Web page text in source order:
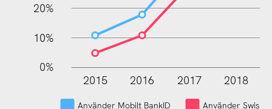
20%
10%
0%
L
2015 2016 2017 2018
Använder Mobilt BankID Använder Swish